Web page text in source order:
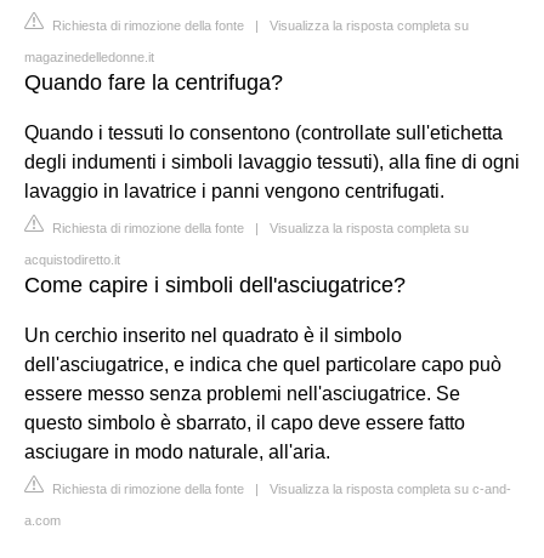
Richiesta di rimozione della fonte | Visualizza la risposta completa su
magazinedelledonne.it
Quando fare la centrifuga?
Quando i tessuti lo consentono (controllate sull'etichetta
degli indumenti i simboli lavaggio tessuti), alla fine di ogni
lavaggio in lavatrice i panni vengono centrifugati.
Richiesta di rimozione della fonte | Visualizza la risposta completa su
acquistodiretto.it
Come capire i simboli dell'asciugatrice?
Un cerchio inserito nel quadrato è il simbolo
dell'asciugatrice, e indica che quel particolare capo può
essere messo senza problemi nell'asciugatrice. Se
questo simbolo è sbarrato, il capo deve essere fatto
asciugare in modo naturale, all'aria.
Richiesta di rimozione della fonte | Visualizza la risposta completa su c-and-
a.com